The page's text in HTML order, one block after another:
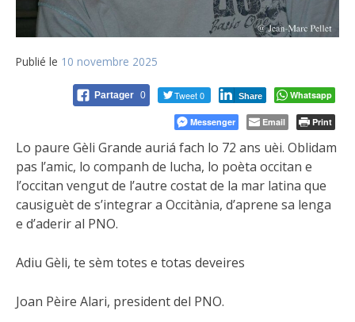
Publié le 10 novembre 2025
Partager 0 Tweet 0 Share Whatsapp
Messenger Email Print
Lo paure Gèli Grande auriá fach lo 72 ans uèi. Oblidam
pas l’amic, lo companh de lucha, lo poèta occitan e
l’occitan vengut de l’autre costat de la mar latina que
causiguèt de s’integrar a Occitània, d’aprene sa lenga
e d’aderir al PNO.
Adiu Gèli, te sèm totes e totas deveires
Joan Pèire Alari, president del PNO.